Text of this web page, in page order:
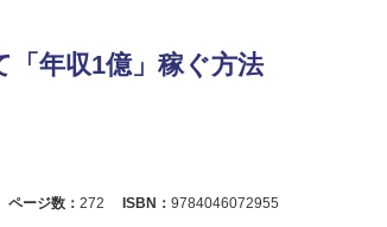
「年収1億」稼ぐ方法
ページ数： 272 ISBN： 9784046072955